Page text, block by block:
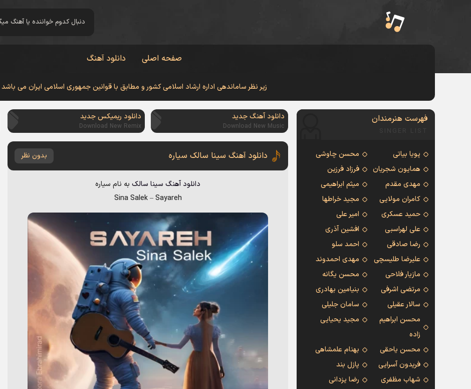
صفحه اصلی دانلود آهنگ
زیر نظر ساماندهی اداره ارشاد اسلامی کشور و مطابق با قوانین جمهوری اسلامی ایران می باشد
دانلود آهنگ جدید
Download New Music
دانلود ریمیکس جدید
Download New Remix
دانلود آهنگ سینا سالک سیاره بدون نظر
دانلود آهنگ سینا سالک به نام سیاره
Sina Salek–Sayareh
فهرست هنرمندان
پویا بیاتی
محسن چاوشی
همایون شجریان
فرزاد فرزین
مهدی مقدم
میثم ابراهیمی
کامران مولایی
مجید خراطها
حمید عسکری
امیر علی
علی لهراسبی
افشین آذری
رضا صادقی
احمد سلو
علیرضا طلیسچی
مهدی احمدوند
مازیار فلاحی
محسن یگانه
مرتضی اشرفی
بنیامین بهادری
سالار عقیلی
سامان جلیلی
محسن ابراهیم
زاده
مجید یحیایی
محسن یاحقی
بهنام علمشاهی
فریدون آسرایی
پازل بند
شهاب مظفری
رضا یزدانی